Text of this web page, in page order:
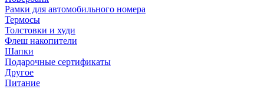
Рамки для автомобильного номера
Термосы
Толстовки и худи
Флеш накопители
Шапки
Подарочные сертификаты
Другое
Питание